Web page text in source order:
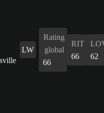
LW
Rating
global
66
RIT
66
62